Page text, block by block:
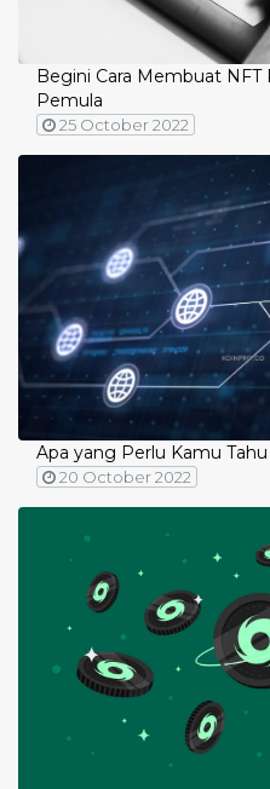
Begini Cara Membuat
Pemula
25 October 2022
Apa yang Perlu Kamu
20 October 2022